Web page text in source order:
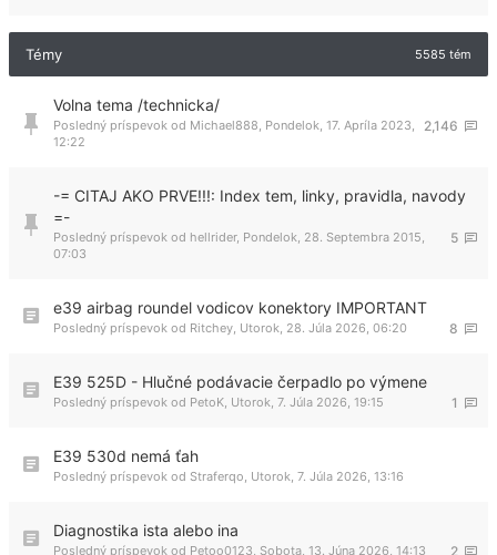
Témy 5585 tém
Volna tema /technicka/
2,146
Posledný príspevok od Michael888 Pondelok, 17. Apríla 2023,
12:22
-= CITAJ AKO PRVE!!!: Index tem, linky, pravidla, navody
=-
5
Posledný príspevok od hellrider, Pondelok, 28. Septembra 2015,
07:03
e39 airbag roundel vodicov konektory IMPORTANT
8
Posledný príspevok od Ritchey Utorok, 28. Júla 2026, 06:20
E39 525D - Hlučné podávacie čerpadlo po výmene
1
Posledný príspevok od PetoK Utorok, 7. Júla 2026, 19:15
E39 530d nemá ťah
Posledný príspevok od Straferqo Utorok, 7. Júla 2026, 13:16
Diagnostika ista alebo ina
2
Posledný príspevok od Petoo0123 Sobota, 13. Júna 2026, 14:13